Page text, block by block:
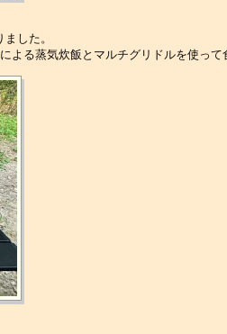
した。
よる蒸気炊飯とマルチグリドルを使って